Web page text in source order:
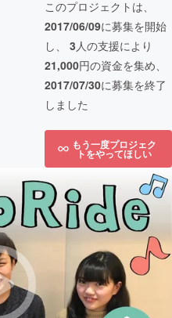
このプロジェクトは、
2017/06/09に募集を開始
し、 3人の支援により
21,000円の資金を集め、
2017/07/30に募集を終了
しました
もう一度プロジェク
トをやってほしい